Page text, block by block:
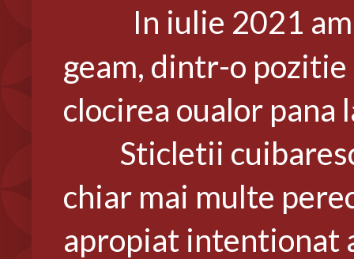
In iulie 2021
geam, dintr-o
clocirea oualor
Sticletii cuibaresc
chiar mai multe
apropiat intentionat